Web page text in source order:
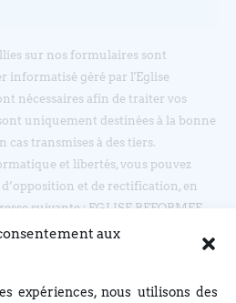
aux
expériences, nous utilisons des
sur nos formulaires sont
informatisé géré par l'Eglise
nécessaires afin de traiter vos
uniquement destinées à la bonne
cas transmises à des tiers.
et libertés, vous pouvez
et de rectification, en
suivante : EGLISE REFORMEE
67000 STRASBOURG ou en
m'abonne